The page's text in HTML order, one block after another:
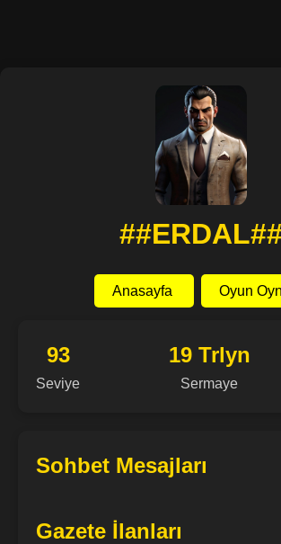
Anasayfa Oyun
93
Seviye
19 Trlyn
Sermaye
Sohbet Mesajları
Gazete İlanları